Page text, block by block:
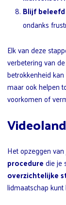
Blijf
ondanks
Elk van deze
verbetering van
betrokkenheid
maar ook helpen
voorkomen of
Het opzeggen
proceduredie je
overzichtelijke
lidmaatschap kunt